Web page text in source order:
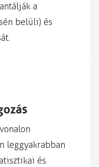
a
belüli) és
leggyakrabban
és